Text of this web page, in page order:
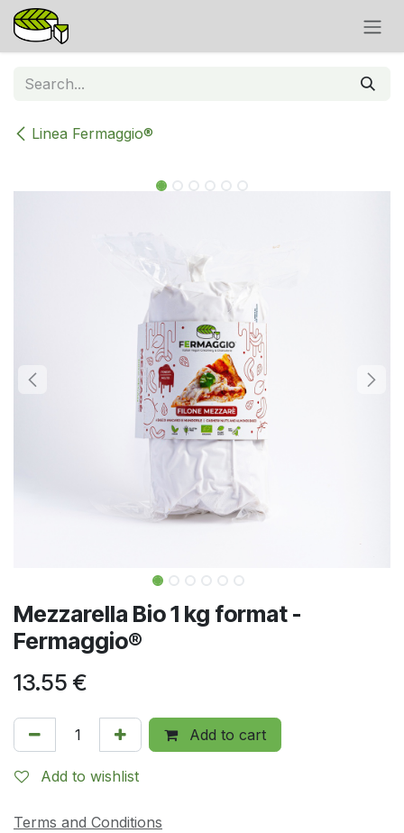
Skip to Content
Linea Fermaggio®
Mezzarella Bio 1 kg format -
Fermaggio®
13.55 €
Add to cart
Add to wishlist
Terms and Conditions